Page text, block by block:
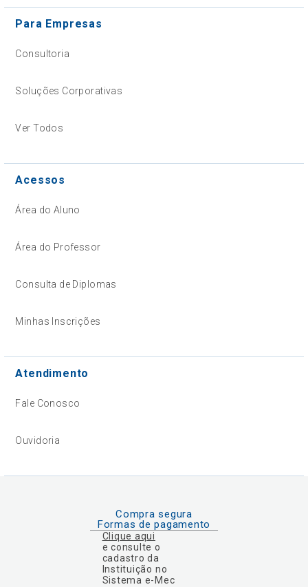
Para Empresas
Consultoria
Soluções Corporativas
Ver Todos
Acessos
Área do Aluno
Área do Professor
Consulta de Diplomas
Minhas Inscrições
Atendimento
Fale Conosco
Ouvidoria
Compra segura
Formas de pagamento
Clique aqui
e consulte o
cadastro da
Instituição no
Sistema e-Mec